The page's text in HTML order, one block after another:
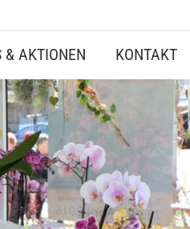
& AKTIONEN KONTAKT